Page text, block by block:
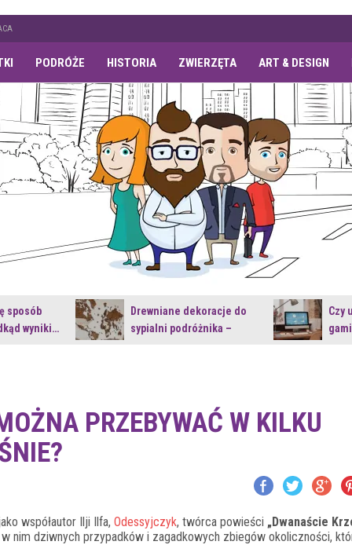
PODRÓŻE HISTORIA ZWIERZĘTA ART & DESIGN
sposób
wyniki…
Drewniane dekoracje do
sypialni podróżnika –
Czy
PRZEBYWAĆ W KILKU
współautor Ilji Ilfa, Odessyjczyk, twórca powieści „Dwanaście
w nim dziwnych przypadków i zagadkowych zbiegów okoliczności,